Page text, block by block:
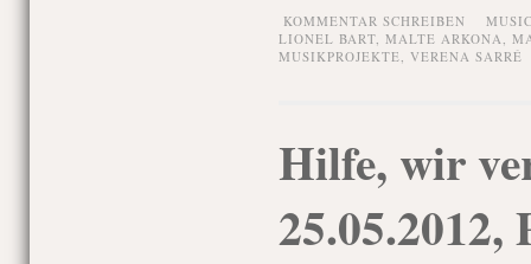
KOMMENTAR SCHREIBEN
LIONEL BART, MALTE ARKONA,
MUSIKPROJEKTE, VERENA SARRÉ
Hilfe, wir
25.05.2012,